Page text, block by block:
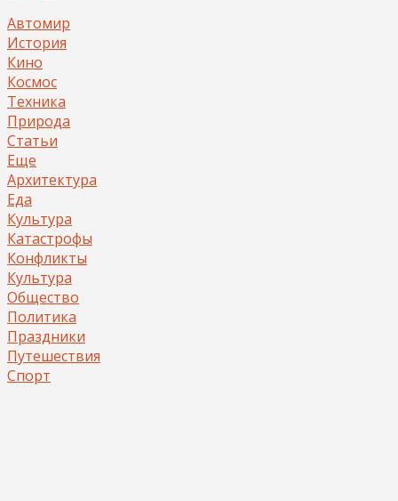
Автомир
История
Кино
Космос
Техника
Природа
Статьи
Еще
Архитектура
Еда
Культура
Катастрофы
Конфликты
Культура
Общество
Политика
Праздники
Путешествия
Спорт